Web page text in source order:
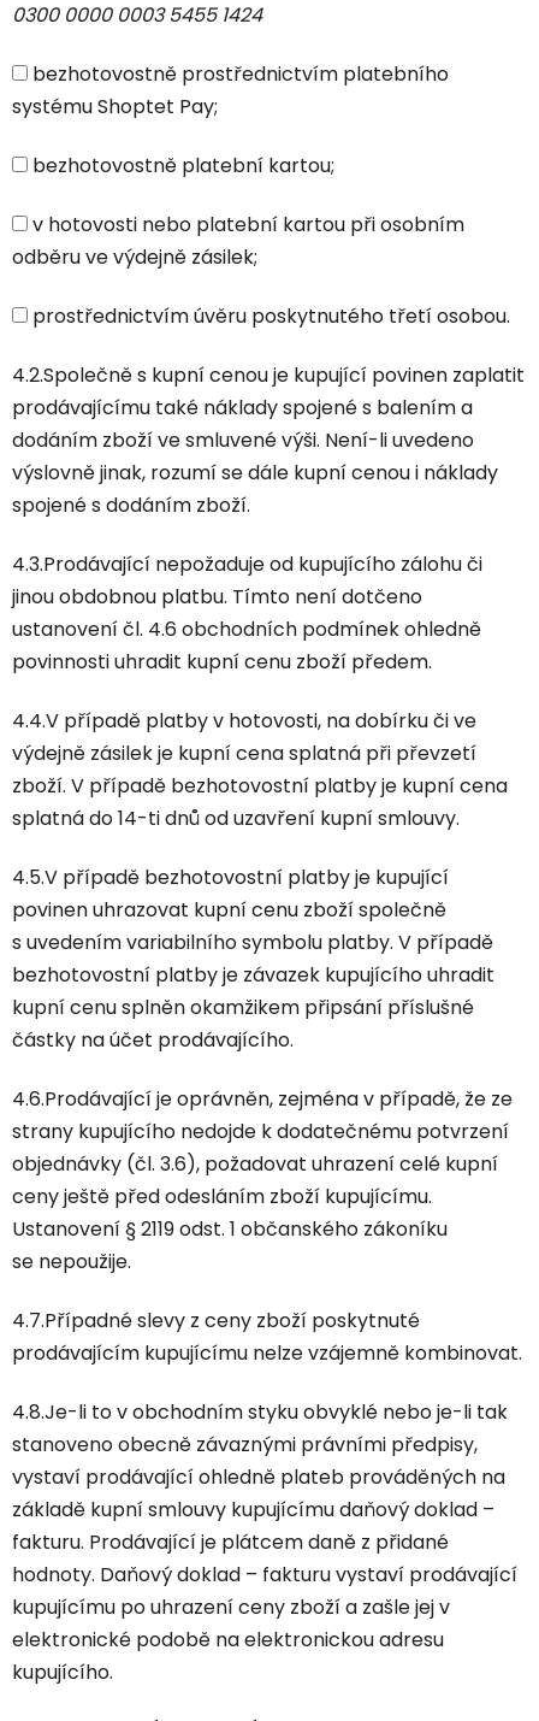
0300 0000 0003 5455 1424
bezhotovostně prostřednictvím platebního
systému Shoptet Pay;
bezhotovostně platební kartou;
v hotovosti nebo platební kartou při osobním
odběru ve výdejně zásilek;
prostřednictvím úvěru poskytnutého třetí osobou.
4.2.Společně s kupní cenou je kupující povinen zaplatit
prodávajícímu také náklady spojené s balením a
dodáním zboží ve smluvené výši. Není-li uvedeno
výslovně jinak, rozumí se dále kupní cenou i náklady
spojené s dodáním zboží.
4.3.Prodávající nepožaduje od kupujícího zálohu či
jinou obdobnou platbu. Tímto není dotčeno
ustanovení čl. 4.6 obchodních podmínek ohledně
povinnosti uhradit kupní cenu zboží předem.
4.4.V případě platby v hotovosti, na dobírku či ve
výdejně zásilek je kupní cena splatná při převzetí
zboží. V případě bezhotovostní platby je kupní cena
splatná do 14-ti dnů od uzavření kupní smlouvy.
4.5.V případě bezhotovostní platby je kupující
povinen uhrazovat kupní cenu zboží společně
s uvedením variabilního symbolu platby. V případě
bezhotovostní platby je závazek kupujícího uhradit
kupní cenu splněn okamžikem připsání příslušné
částky na účet prodávajícího.
4.6.Prodávající je oprávněn, zejména v případě, že ze
strany kupujícího nedojde k dodatečnému potvrzení
objednávky (čl. 3.6), požadovat uhrazení celé kupní
ceny ještě před odesláním zboží kupujícímu.
Ustanovení § 2119 odst. 1 občanského zákoníku
se nepoužije.
4.7.Případné slevy z ceny zboží poskytnuté
prodávajícím kupujícímu nelze vzájemně kombinovat.
4.8.Je-li to v obchodním styku obvyklé nebo je-li tak
stanoveno obecně závaznými právními předpisy,
vystaví prodávající ohledně plateb prováděných na
základě kupní smlouvy kupujícímu daňový doklad –
fakturu. Prodávající je plátcem daně z přidané
hodnoty. Daňový doklad – fakturu vystaví prodávající
kupujícímu po uhrazení ceny zboží a zašle jej v
elektronické podobě na elektronickou adresu
kupujícího.